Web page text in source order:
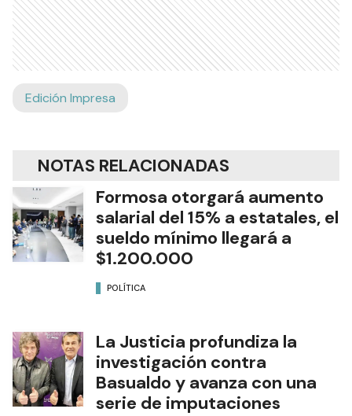
Edición Impresa
NOTAS RELACIONADAS
Formosa otorgará aumento
salarial del 15% a estatales, el
sueldo mínimo llegará a
$1.200.000
POLÍTICA
La Justicia profundiza la
investigación contra
Basualdo y avanza con una
serie de imputaciones